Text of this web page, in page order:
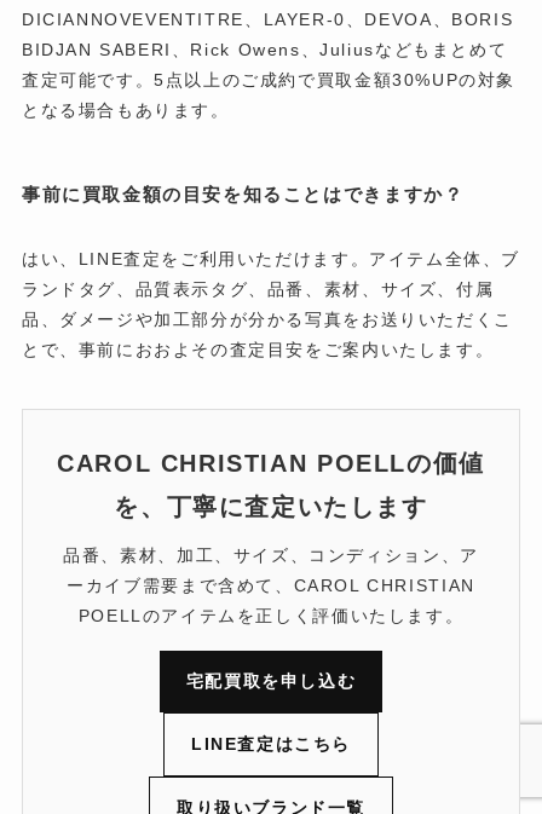
DICIANNOVEVENTITRE、LAYER-0、DEVOA、BORIS
BIDJAN SABERI、Rick Owens、Juliusなどもまとめて
査定可能です。5点以上のご成約で買取金額30%UPの対象
となる場合もあります。
事前に買取金額の目安を知ることはできますか？
はい、LINE査定をご利用いただけます。アイテム全体、ブ
ランドタグ、品質表示タグ、品番、素材、サイズ、付属
品、ダメージや加工部分が分かる写真をお送りいただくこ
とで、事前におおよその査定目安をご案内いたします。
CAROL CHRISTIAN POELLの価値
を、丁寧に査定いたします
品番、素材、加工、サイズ、コンディション、ア
ーカイブ需要まで含めて、CAROL CHRISTIAN
POELLのアイテムを正しく評価いたします。
宅配買取を申し込む
LINE査定はこちら
取り扱いブランド一覧